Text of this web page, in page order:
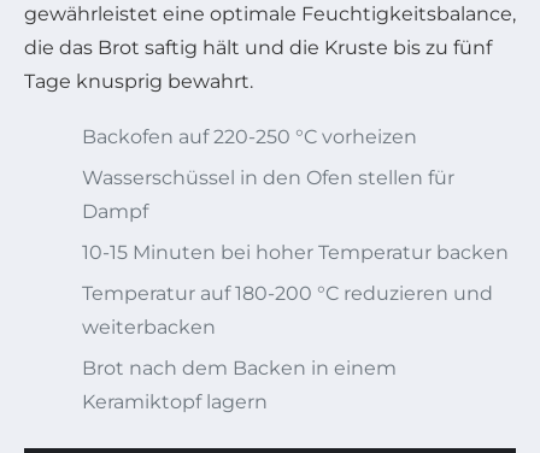
gewährleistet eine optimale Feuchtigkeitsbalance,
die das Brot saftig hält und die Kruste bis zu fünf
Tage knusprig bewahrt.
Backofen auf 220-250 °C vorheizen
Wasserschüssel in den Ofen stellen für
Dampf
10-15 Minuten bei hoher Temperatur backen
Temperatur auf 180-200 °C reduzieren und
weiterbacken
Brot nach dem Backen in einem
Keramiktopf lagern